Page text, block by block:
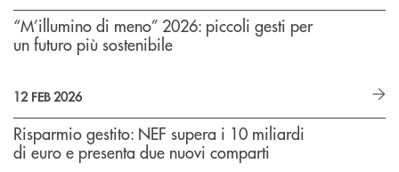
“M’illumino di meno” 2026: piccoli gesti per
un futuro più sostenibile
12 FEB 2026
Risparmio gestito: NEF supera i 10 miliardi
di euro e presenta due nuovi comparti